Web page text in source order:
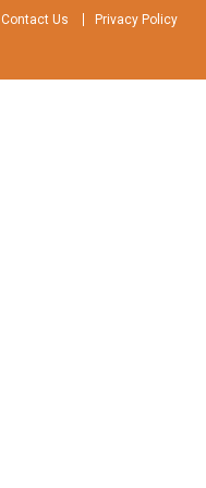
Contact Us Privacy Policy